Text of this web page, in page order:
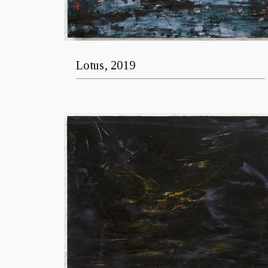
Lotus, 2019